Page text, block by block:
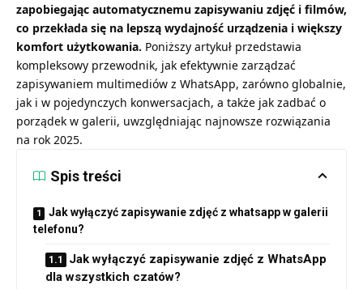
zapobiegając automatycznemu zapisywaniu zdjęć i filmów,
co przekłada się na lepszą wydajność urządzenia i większy
komfort użytkowania. Poniższy artykuł przedstawia
kompleksowy przewodnik, jak efektywnie zarządzać
zapisywaniem multimediów z WhatsApp, zarówno globalnie,
jak i w pojedynczych konwersacjach, a także jak zadbać o
porządek w galerii, uwzględniając najnowsze rozwiązania
na rok 2025.
Spis treści
Jak wyłączyć zapisywanie zdjęć z whatsapp w galerii
telefonu?
Jak wyłączyć zapisywanie zdjęć z WhatsApp
dla wszystkich czatów?